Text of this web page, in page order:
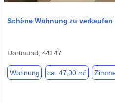
Schöne Wohnung zu verkaufen
Dortmund, 44147
Wohnung ca. 47,00 m²